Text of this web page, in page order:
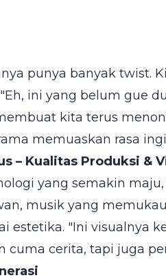
punya banyak twist.
ini yang belum gue
kita terus
memuaskan rasa
– Kualitas Produksi &
yang semakin
musik yang
estetika. "Ini visualnya
cuma cerita, tapi juga